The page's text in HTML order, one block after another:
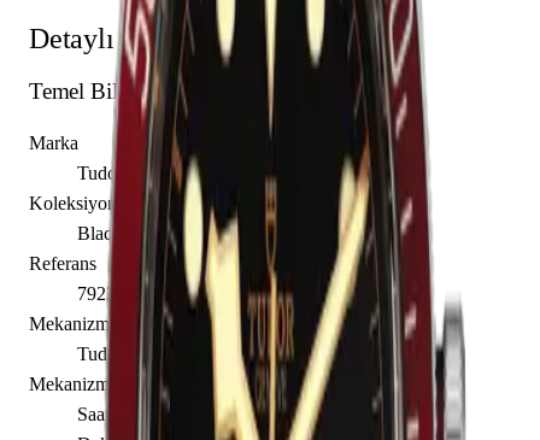
Detaylı Teknik Özellikler
Temel Bilgiler
Marka
Tudor
Koleksiyon
Black Bay
Referans
79230R-0012
Mekanizma Adı
Tudor caliber MT5602
Mekanizma Açıklaması
Saat